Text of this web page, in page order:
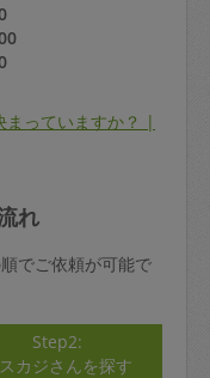
まっていますか？ |
れ
でご依頼が可能で
Step2:
カジさんを探す